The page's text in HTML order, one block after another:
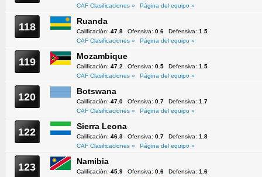
CAF Clasificaciones »
Página del equipo »
118 Ruanda
Calificación: 47.8 Ofensiva: 0.6 Defensiva: 1.5
CAF Clasificaciones »
Página del equipo »
119 Mozambique
Calificación: 47.2 Ofensiva: 0.5 Defensiva: 1.5
CAF Clasificaciones »
Página del equipo »
120 Botswana
Calificación: 47.0 Ofensiva: 0.7 Defensiva: 1.7
CAF Clasificaciones »
Página del equipo »
122 Sierra Leona
Calificación: 46.3 Ofensiva: 0.7 Defensiva: 1.8
CAF Clasificaciones »
Página del equipo »
123 Namibia
Calificación: 45.9 Ofensiva: 0.6 Defensiva: 1.6